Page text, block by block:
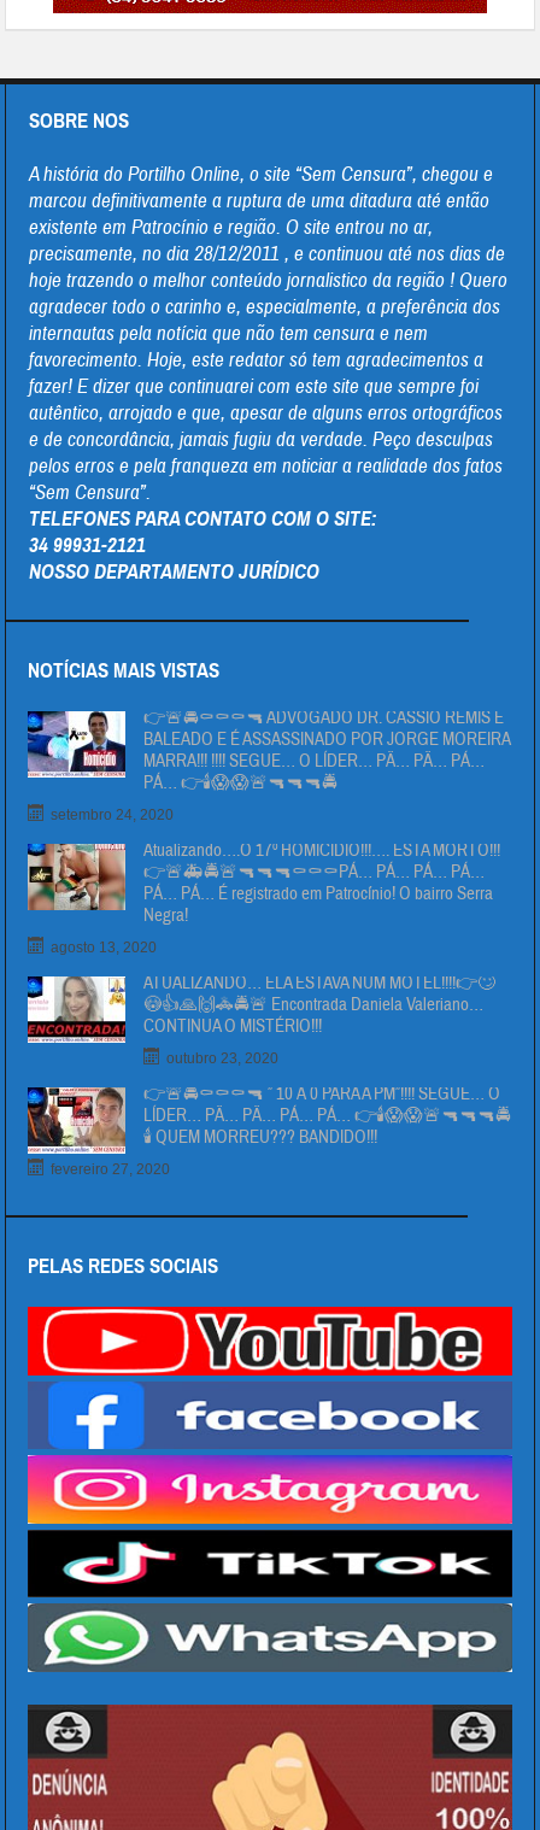
SOBRE NOS
A história do Portilho Online, o site “Sem Censura”, chegou e
marcou definitivamente a ruptura de uma ditadura até então
existente em Patrocínio e região. O site entrou no ar,
precisamente, no dia 28/12/2011 , e continuou até nos dias de
hoje trazendo o melhor conteúdo jornalistico da região ! Quero
agradecer todo o carinho e, especialmente, a preferência dos
internautas pela notícia que não tem censura e nem
favorecimento. Hoje, este redator só tem agradecimentos a
fazer! E dizer que continuarei com este site que sempre foi
autêntico, arrojado e que, apesar de alguns erros ortográficos
e de concordância, jamais fugiu da verdade. Peço desculpas
pelos erros e pela franqueza em noticiar a realidade dos fatos
“Sem Censura”.
TELEFONES PARA CONTATO COM O SITE:
34 99931-2121
NOSSO DEPARTAMENTO JURÍDICO
NOTÍCIAS MAIS VISTAS
👉🚨🚔⚰⚰⚰🔫 ADVOGADO DR. CÁSSIO REMIS É
BALEADO E É ASSASSINADO POR JORGE MOREIRA
MARRA!!! !!!! SEGUE… O LÍDER… PÄ… PÄ… PÁ…
PÁ… 👉🕯😱😱🚨🔫🔫🔫🚔
setembro 24, 2020
Atualizando….O 17º HOMICIDIO!!!…. ESTA MORTO!!!
👉🚨🚑🚔🚨🔫🔫🔫⚰⚰⚰PÁ… PÁ… PÁ… PÁ…
PÁ… PÁ… É registrado em Patrocínio! O bairro Serra
Negra!
agosto 13, 2020
ATUALIZANDO… ELA ESTAVA NUM MOTEL!!!!👉🙄
😳👍🙏🙌🚓🚔🚨 Encontrada Daniela Valeriano…
CONTINUA O MISTÉRIO!!!
outubro 23, 2020
👉🚨🚔⚰⚰⚰🔫 ” 10 Á 0 PARA A PM”!!!! SEGUE… O
LÍDER… PÄ… PÄ… PÁ… PÁ… 👉🕯😱😱🚨🔫🔫🔫🚔
🕯 QUEM MORREU??? BANDIDO!!!
fevereiro 27, 2020
PELAS REDES SOCIAIS